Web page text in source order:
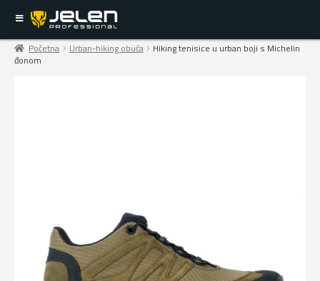
Početna Urban-hiking obuća
Hiking tenisice u urban boji s Michelin
đonom